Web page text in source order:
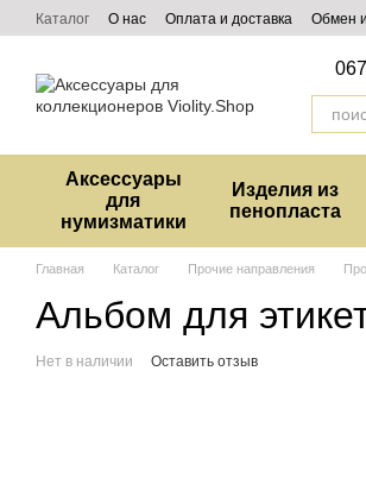
Перейти к основному контенту
Каталог О нас Оплата и доставка Обмен
Аксессуары
для
нумизматики
Изделия из
пенопласта
Главная Каталог Прочие направления
Альбом для
Нет в наличии Оставить отзыв